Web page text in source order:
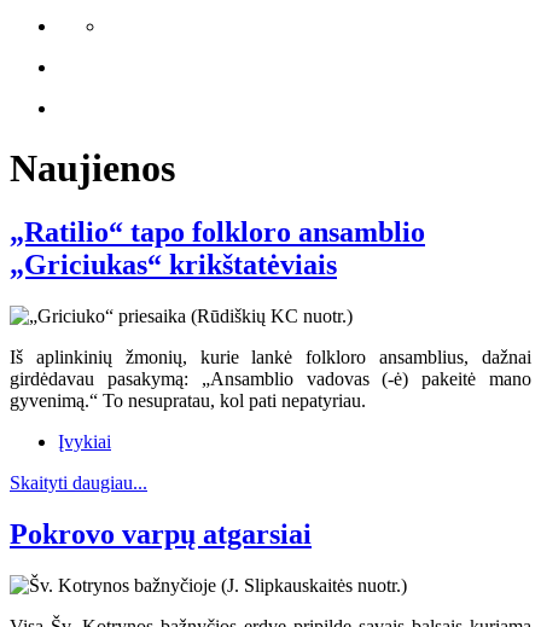
Naujienos
„Ratilio“ tapo folkloro ansamblio
„Griciukas“ krikštatėviais
Iš aplinkinių žmonių, kurie lankė folkloro ansamblius, dažnai
girdėdavau pasakymą: „Ansamblio vadovas (-ė) pakeitė mano
gyvenimą.“ To nesupratau, kol pati nepatyriau.
Įvykiai
Skaityti daugiau...
Pokrovo varpų atgarsiai